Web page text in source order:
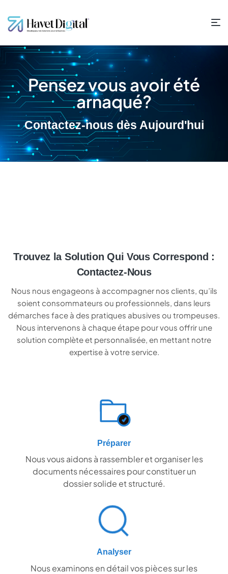
Pensez vous avoir été
arnaqué?
Contactez-nous dès Aujourd'hui
Trouvez la Solution Qui Vous Correspond :
Contactez-Nous
Nous nous engageons à accompagner nos clients, qu’ils
soient consommateurs ou professionnels, dans leurs
démarches face à des pratiques abusives ou trompeuses.
Nous intervenons à chaque étape pour vous offrir une
solution complète et personnalisée, en mettant notre
expertise à votre service.
Préparer
Nous vous aidons à rassembler et organiser les
documents nécessaires pour constituer un
dossier solide et structuré.
Analyser
Nous examinons en détail vos pièces sur les